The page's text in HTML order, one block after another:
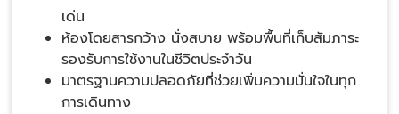
เด่น
ห้องโดยสารกว้าง นั่งสบาย พร้อมพื้นที่เก็บสัมภาระ
รองรับการใช้งานในชีวิตประจำวัน
มาตรฐานความปลอดภัยที่ช่วยเพิ่มความมั่นใจในทุก
การเดินทาง